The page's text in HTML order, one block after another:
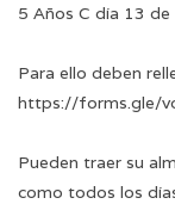
5 Años C día 13
Para ello deben
https://forms.gle/
Pueden traer su
como todos los